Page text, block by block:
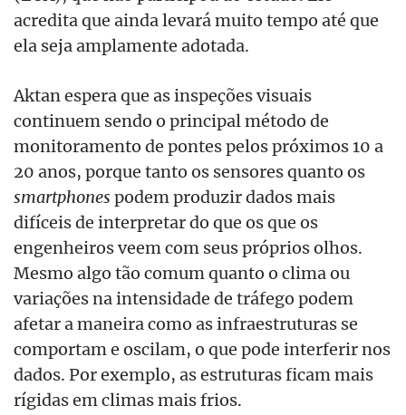
acredita que ainda levará muito tempo até que
ela seja amplamente adotada.
Aktan espera que as inspeções visuais
continuem sendo o principal método de
monitoramento de pontes pelos próximos 10 a
20 anos, porque tanto os sensores quanto os
smartphones podem produzir dados mais
difíceis de interpretar do que os que os
engenheiros veem com seus próprios olhos.
Mesmo algo tão comum quanto o clima ou
variações na intensidade de tráfego podem
afetar a maneira como as infraestruturas se
comportam e oscilam, o que pode interferir nos
dados. Por exemplo, as estruturas ficam mais
rígidas em climas mais frios.